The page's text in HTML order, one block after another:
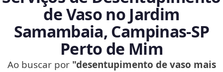
de Vaso no Jardim
Samambaia, Campinas‑SP
Perto de Mim
Ao buscar por "desentupimento de vaso mais